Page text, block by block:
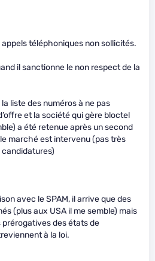
téléphoniques non sollicités.
il sanctionne le non respect de la
liste des numéros à ne pas
et la société qui gère bloctel
a été retenue après un second
le marché est intervenu (pas très
avec le SPAM, il arrive que des
(plus aux USA il me semble) mais
prérogatives des états de
à la loi.